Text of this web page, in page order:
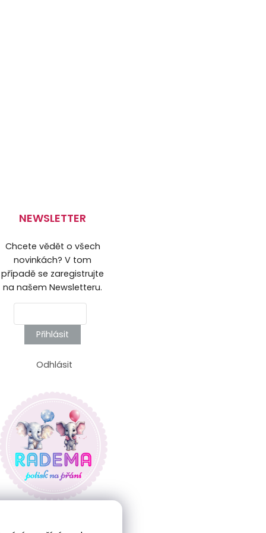
NEWSLETTER
Chcete vědět o všech
novinkách? V tom
případě se zaregistrujte
na našem Newsletteru.
Přihlásit
Odhlásit